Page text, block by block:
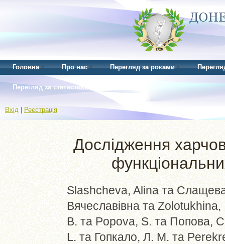
Головна Про нас Перегляд за роками
Перегляд за статистикою
Вхід Реєстрація
Дослідження
Slashcheva, Alina та
Вячеславівна та Zolotukhina,
В. та Popova, S. та Попова,
L. та Гопкало, Л. М. та